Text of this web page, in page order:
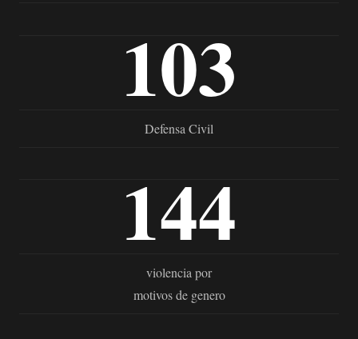
103
Defensa Civil
144
violencia por
motivos de genero